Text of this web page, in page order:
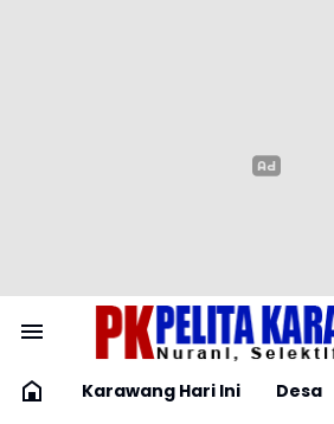
Karawang Hari Ini Desa